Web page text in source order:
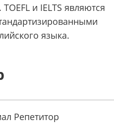
и IELTS являются
языка.
Репетитор